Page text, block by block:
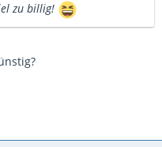
zu billig!